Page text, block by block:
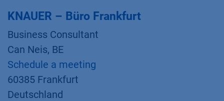
KNAUER – Büro Frankfurt
Business Consultant
Can Neis, BE
Schedule a meeting
60385 Frankfurt
Deutschland